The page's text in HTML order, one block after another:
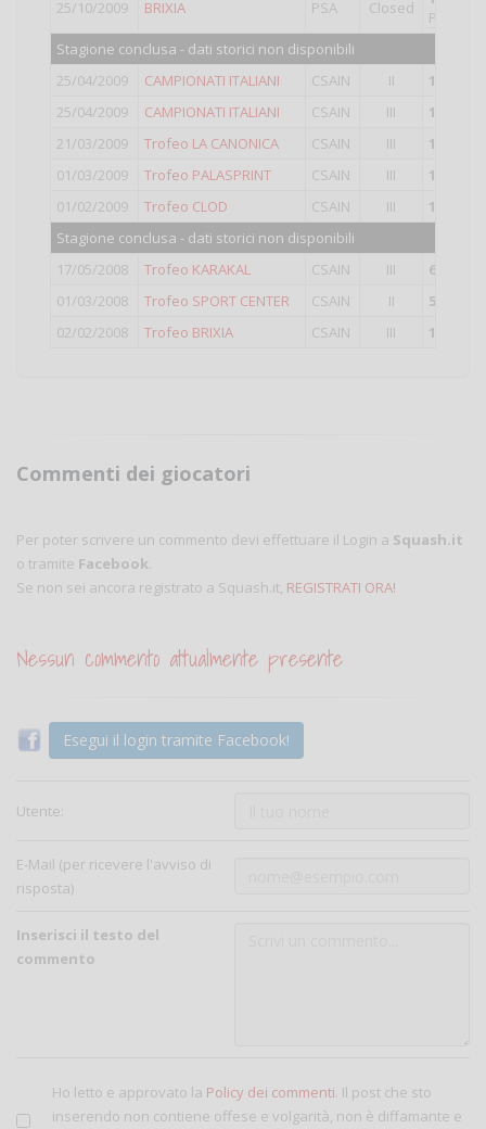
25/10/2009 BRIXIA PSA Closed
Punti
Stagione conclusa - dati storici non disponibili
25/04/2009
CAMPIONATI ITALIANI CSAIN II 18°
25/04/2009
CAMPIONATI ITALIANI CSAIN III 1°
21/03/2009
Trofeo LA CANONICA CSAIN III 1°
01/03/2009
Trofeo PALASPRINT CSAIN III 1°
01/02/2009
Trofeo CLOD CSAIN III 1°
Stagione conclusa - dati storici non disponibili
17/05/2008
Trofeo KARAKAL CSAIN III 6°
01/03/2008
Trofeo SPORT CENTER CSAIN II 5°
02/02/2008
Trofeo BRIXIA CSAIN III 10°
Commenti dei giocatori
Per poter scrivere un commento devi effettuare il Login a Squash.it
o tramite Facebook.
Se non sei ancora registrato a Squash.it, REGISTRATI ORA!
Nessun commento attualmente presente
Esegui il login tramite Facebook!
Utente:
E-Mail (per ricevere l'avviso di
risposta)
Inserisci il testo del
commento
Ho letto e approvato la Policy dei commenti. Il post che sto
inserendo non contiene offese e volgarità, non è diffamante e